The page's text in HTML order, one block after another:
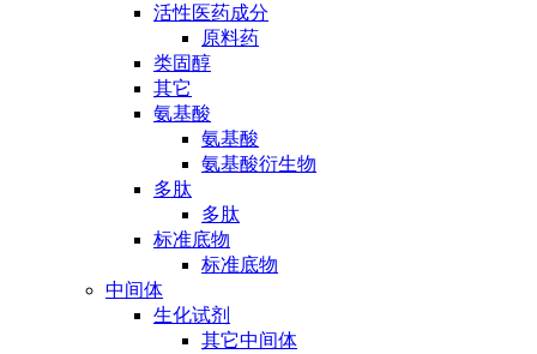
活性医药成分
原料药
类固醇
其它
氨基酸
氨基酸
氨基酸衍生物
多肽
多肽
标准底物
标准底物
中间体
生化试剂
其它中间体